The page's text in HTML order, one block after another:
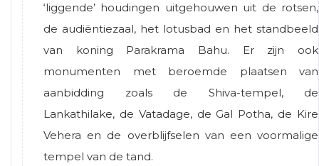
‘liggende’ houdingen uitgehouwen uit de rotsen,
de audiëntiezaal, het lotusbad en het standbeeld
van koning Parakrama Bahu. Er zijn ook
monumenten met beroemde plaatsen van
aanbidding zoals de Shiva-tempel, de
Lankathilake, de Vatadage, de Gal Potha, de Kire
Vehera en de overblijfselen van een voormalige
tempel van de tand.